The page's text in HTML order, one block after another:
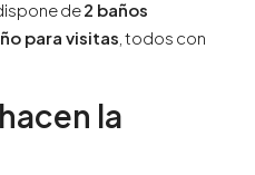
de2 baños
para visitas , todos con
la